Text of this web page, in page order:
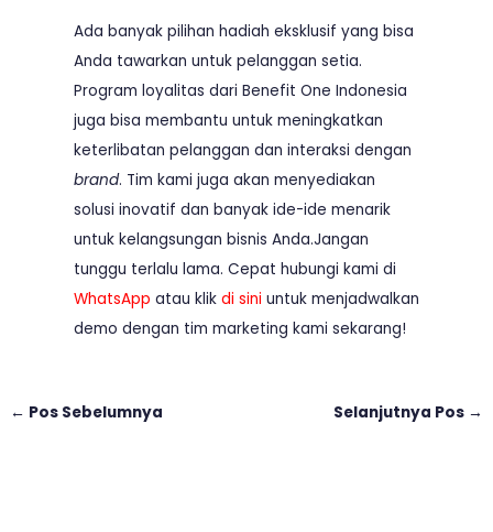
Ada banyak pilihan hadiah eksklusif yang bisa
Anda tawarkan untuk pelanggan setia.
Program loyalitas dari Benefit One Indonesia
juga bisa membantu untuk meningkatkan
keterlibatan pelanggan dan interaksi dengan
brand. Tim kami juga akan menyediakan
solusi inovatif dan banyak ide-ide menarik
untuk kelangsungan bisnis Anda.Jangan
tunggu terlalu lama. Cepat hubungi kami di
WhatsApp atau klik di sini untuk menjadwalkan
demo dengan tim marketing kami sekarang!
← Pos Sebelumnya Selanjutnya Pos →